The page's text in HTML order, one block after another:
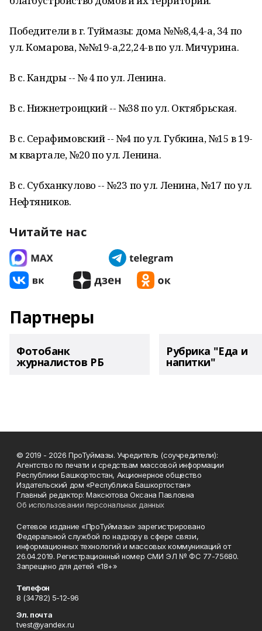
Победители в г. Туймазы: дома №№8,4,4-а, 34 по
ул. Комарова, №№19-а,22,24-в по ул. Мичурина.
В с. Кандры -- № 4 по ул. Ленина.
В с. Нижнетроицкий -- №38 по ул. Октябрьская.
В с. Серафимовский -- №4 по ул. Губкина, №15 в 19-
м квартале, №20 по ул. Ленина.
В с. Субханкулово -- №23 по ул. Ленина, №17 по ул.
Нефтяников.
Читайте нас
Партнеры
Фотобанк
журналистов РБ
Рубрика "Еда и
напитки"
© 2019 - 2026 ПроТуймазы. Учредитель (соучредители):
Агентство по печати и средствам массовой информации
Республики Башкортостан, Акционерное общество
Издательский дом «Республика Башкортостан»
Главный редактор: Максютова Оксана Павловна
Об использовании персональных данных
Сетевое издание «ПроТуймазы» зарегистрировано
Федеральной службой по надзору в сфере связи,
информационных технологий и массовых коммуникаций от
26.04.2019. Регистрационный номер СМИ ЭЛ № ФС 77-75680.
Запрещено для детей «18+»
Телефон
8 (34782) 5-12-96
Эл. почта
tvest@yandex.ru